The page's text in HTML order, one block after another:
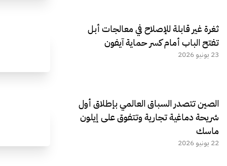
ثغرة غير قابلة للإصلاح في معالجات أبل
تفتح الباب أمام كسر حماية آيفون
23 يونيو 2026
الصين تتصدر السباق العالمي بإطلاق أول
شريحة دماغية تجارية وتتفوق على إيلون
ماسك
22 يونيو 2026